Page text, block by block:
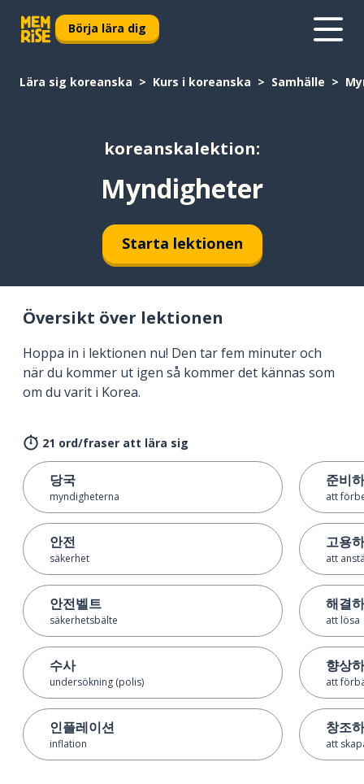
Börja lära dig
Lära sig koreanska Kurs i koreanska Samhälle
koreanskalektion:
Myndigheter
Starta lektionen
Översikt över lektionen
Hoppa in i lektionen nu! Den tar fem minuter och
när du kommer ut igen så kommer det kännas som
om du varit i Korea.
21 ord/fraser att lära sig
당국
myndigheterna
안전
säkerhet
안전벨트
säkerhetsbälte
수사
undersökning (polis)
인플레이션
inflation
준비
att
고용
att
해결
att lösa
향상
att
창조
att